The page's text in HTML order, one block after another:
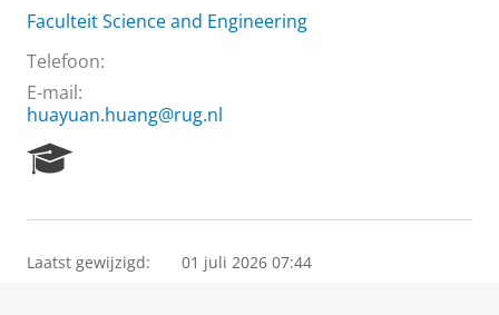
Faculteit Science and Engineering
Telefoon:
E-mail:
huayuan.huang@rug.nl
e
r
Laatst gewijzigd: 01 juli 2026 07:44